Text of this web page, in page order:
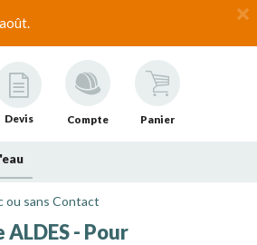
Devis Compte Panier
ou sans Contact
- Pour